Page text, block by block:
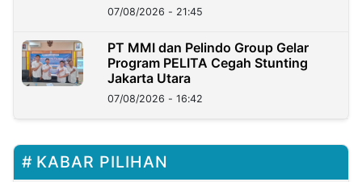
07/08/2026 - 21:45
PT MMI dan Pelindo Group Gelar
Program PELITA Cegah Stunting
Jakarta Utara
07/08/2026 - 16:42
KABAR PILIHAN